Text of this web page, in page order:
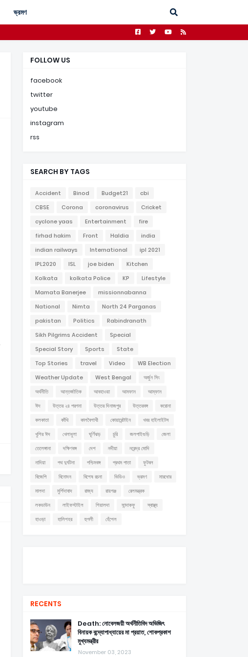
ভ্রমণ
FOLLOW US
facebook
twitter
youtube
instagram
rss
SEARCH BY TAGS
Accident Binod Budget21
cbi
CBSE
Corona coronavirus
Cricket
cyclone yaas
Entertainment
fire
firhad hakim
Front Haldia
india
indian railways
International
ipl 2021
IPL2020
ISL joe biden
Kitchen
Kolkata
kolkata Police KP
Lifestyle
Mamata Banerjee
missionnabanna
National
Nimta
North 24 Parganas
pakistan
Politics
Rabindranath
Sikh Pilgrims Accident
Special
Special Story
Sports
State
Top Stories
travel Video
WB Election
Weather Update
West Bengal
অর্জুন সিং
অর্থনীতি
আন্তর্জাতিক আবহাওয়া আমফান
আম্ফান
ঈদ
উত্তর ২৪ পরগনা উত্তর দিনাজপুর উত্তরবঙ্গ
করোনা
কলকাতা
কাঁথি কালবৈশাখী কোয়ারেন্টাইন
খবর হাইলাইটস
খুশির ঈদ
খেলাধুলা ঘূর্ণিঝড় চুরি জলপাইগুড়ি
জেলা
তেলেঙ্গানা
দক্ষিণবঙ্গ দেশ নদীয়া
নরেন্দ্র মোদি
নাদিয়া
পথ দুর্ঘটনা পশ্চিমবঙ্গ প্রথম পাতা
ফুটবল
বিজেপি
বিনোদন বিশেষ রচনা ভিডিও ভ্রমণ
মারধোর
মালদা
মুর্শিদাবাদ রাজ্য রায়গঞ্জ
রেলমন্ত্রক
লকডাউন
লাইফস্টাইল শিয়ালদা সান্দাকফু
স্বাস্থ্য
হাওড়া
হালিশহর হুগলী হেঁশেল
RECENTS
Death: নোবেলজয়ী অর্থনীতিবিদ অভিজিৎ
বিনায়ক বন্দ্যোপাধ্যায়ের মা প্রয়াত, শোকপ্রকাশ
মুখ্যমন্ত্রীর
November 03, 2023